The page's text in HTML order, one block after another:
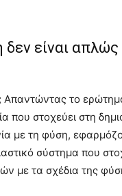
είναι
Απαντώντας το
που στοχεύει στη
με τη φύση,
σύστημα που
με τα σχέδια της